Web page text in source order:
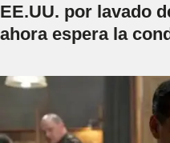
EE.UU. por lavado
ahora espera la